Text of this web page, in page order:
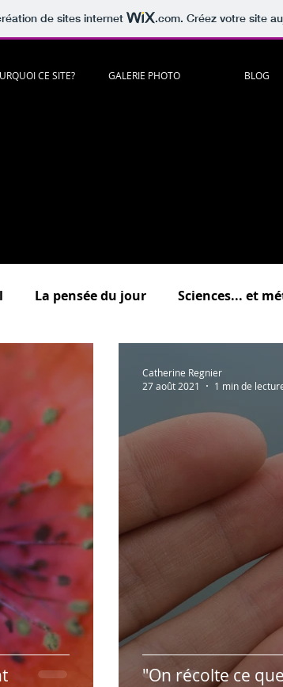
de sites internet .com. Créez votre site
CE SITE? GALERIE PHOTO BLOG
La pensée du jour Sciences... et
Hypnose & PNL Présentation des
"On récolte ce
Catherine Regnier
27 août 2021
1 min de